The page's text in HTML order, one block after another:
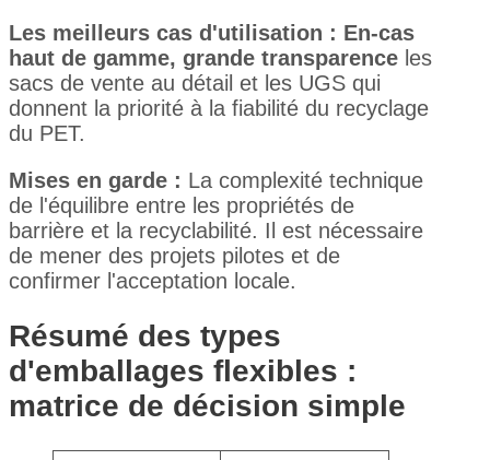
Les meilleurs cas d'utilisation : En-cas
haut de gamme, grande transparence les
sacs de vente au détail et les UGS qui
donnent la priorité à la fiabilité du recyclage
du PET.
Mises en garde : La complexité technique
de l'équilibre entre les propriétés de
barrière et la recyclabilité. Il est nécessaire
de mener des projets pilotes et de
confirmer l'acceptation locale.
Résumé des types
d'emballages flexibles :
matrice de décision simple